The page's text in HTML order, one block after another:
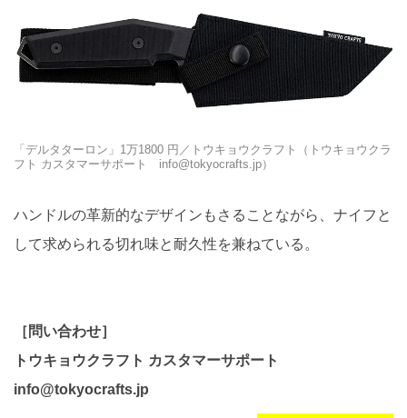
「デルタターロン」1万1800 円／トウキョウクラフト（トウキョウクラ
フト カスタマーサポート info@tokyocrafts.jp）
ハンドルの革新的なデザインもさることながら、ナイフと
して求められる切れ味と耐久性を兼ねている。
［問い合わせ］
トウキョウクラフト カスタマーサポート
info@tokyocrafts.jp